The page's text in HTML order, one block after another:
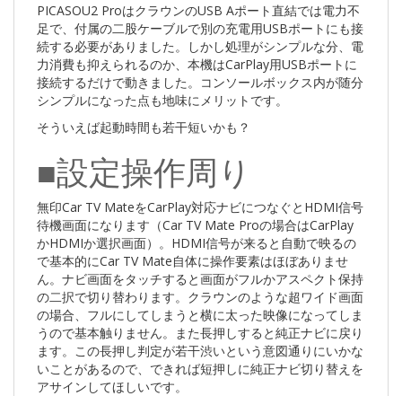
PICASOU2 ProはクラウンのUSB Aポート直結では電力不
足で、付属の二股ケーブルで別の充電用USBポートにも接
続する必要がありました。しかし処理がシンプルな分、電
力消費も抑えられるのか、本機はCarPlay用USBポートに
接続するだけで動きました。コンソールボックス内が随分
シンプルになった点も地味にメリットです。
そういえば起動時間も若干短いかも？
■設定操作周り
無印Car TV MateをCarPlay対応ナビにつなぐとHDMI信号
待機画面になります（Car TV Mate Proの場合はCarPlay
かHDMIか選択画面）。HDMI信号が来ると自動で映るの
で基本的にCar TV Mate自体に操作要素はほぼありませ
ん。ナビ画面をタッチすると画面がフルかアスペクト保持
の二択で切り替わります。クラウンのような超ワイド画面
の場合、フルにしてしまうと横に太った映像になってしま
うので基本触りません。また長押しすると純正ナビに戻り
ます。この長押し判定が若干渋いという意図通りにいかな
いことがあるので、できれば短押しに純正ナビ切り替えを
アサインしてほしいです。